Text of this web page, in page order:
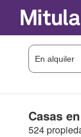
Casas
524